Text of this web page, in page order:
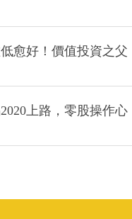
愈好！價值投資之父
上路，零股操作心